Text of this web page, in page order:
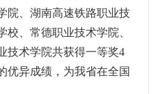
院、湖南高速铁路职业技
校、常德职业技术学院、
技术学院共获得一等奖4
优异成绩，为我省在全国